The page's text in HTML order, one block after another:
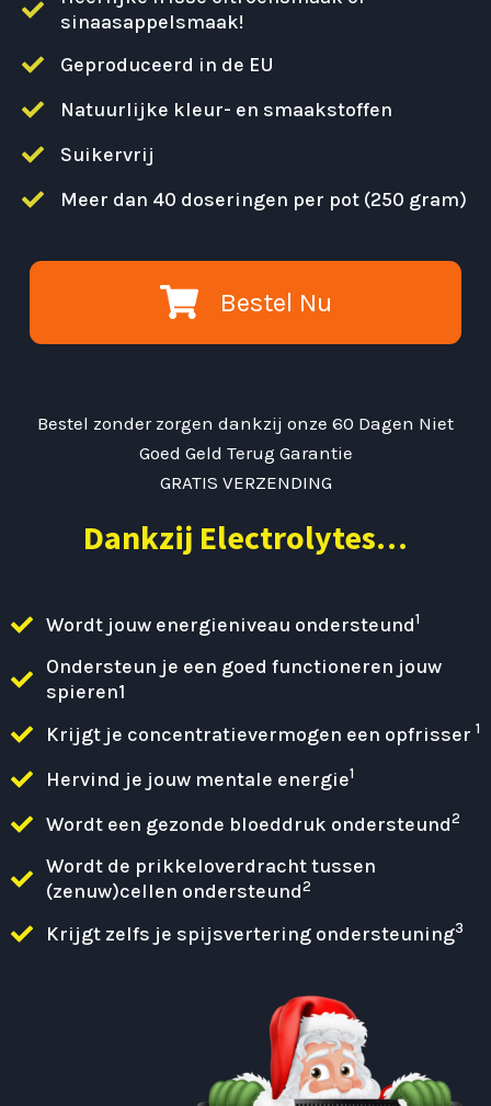
sinaasappelsmaak!
Geproduceerd in de EU
Natuurlijke kleur- en smaakstoffen
Suikervrij
Meer dan 40 doseringen per pot (250 gram)
Bestel Nu
Bestel zonder zorgen dankzij onze 60 Dagen Niet
Goed Geld Terug Garantie
GRATIS VERZENDING
Dankzij Electrolytes…
Wordt jouw energieniveau ondersteund1
Ondersteun je een goed functioneren jouw
spieren1
Krijgt je concentratievermogen een opfrisser 1
Hervind je jouw mentale energie1
Wordt een gezonde bloeddruk ondersteund2
Wordt de prikkeloverdracht tussen
(zenuw)cellen ondersteund2
Krijgt zelfs je spijsvertering ondersteuning3